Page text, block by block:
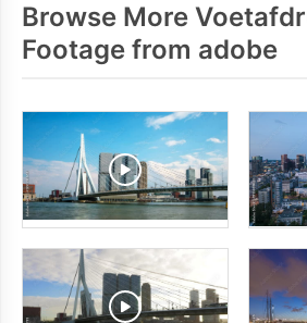
Browse More
Footage from adobe